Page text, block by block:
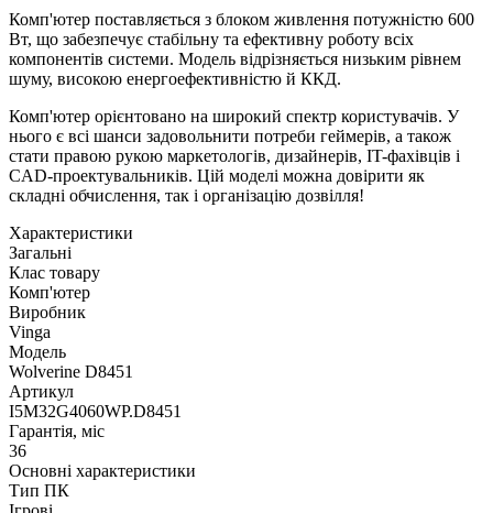
Комп'ютер поставляється з блоком живлення потужністю 600
Вт, що забезпечує стабільну та ефективну роботу всіх
компонентів системи. Модель відрізняється низьким рівнем
шуму, високою енергоефективністю й ККД.
Комп'ютер орієнтовано на широкий спектр користувачів. У
нього є всі шанси задовольнити потреби геймерів, а також
стати правою рукою маркетологів, дизайнерів, IT-фахівців і
CAD-проектувальників. Цій моделі можна довірити як
складні обчислення, так і організацію дозвілля!
Характеристики
Загальні
Клас товару
Комп'ютер
Виробник
Vinga
Модель
Wolverine D8451
Артикул
I5M32G4060WP.D8451
Гарантія, міс
36
Основні характеристики
Тип ПК